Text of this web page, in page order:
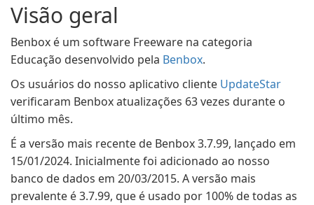
Visão geral
Benbox é um software Freeware na categoria
Educação desenvolvido pela Benbox.
Os usuários do nosso aplicativo cliente UpdateStar
verificaram Benbox atualizações 63 vezes durante o
último mês.
É a versão mais recente de Benbox 3.7.99, lançado em
15/01/2024. Inicialmente foi adicionado ao nosso
banco de dados em 20/03/2015. A versão mais
prevalente é 3.7.99, que é usado por 100% de todas as